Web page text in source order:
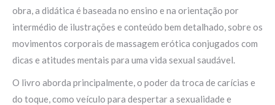
obra, a didática é baseada no ensino e na orientação por
intermédio de ilustrações e conteúdo bem detalhado, sobre os
movimentos corporais de massagem erótica conjugados com
dicas e atitudes mentais para uma vida sexual saudável.
O livro aborda principalmente, o poder da troca de carícias e
do toque, como veículo para despertar a sexualidade e